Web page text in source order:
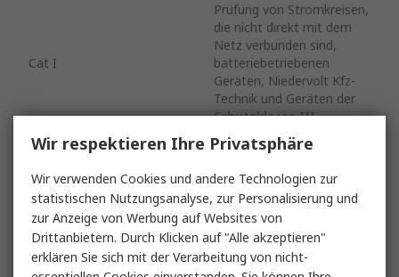
Cat I
Prüfung von Stromkreisen,
die nicht direkt mit dem
Netz verbunden sind,
batteriebetriebenen
Geräten, Niedervolt Kfz-
Technik und Geräten der
Schutzklasse III
Cat II
Prüfung von Stromkreisen,
Niederspannungsanlagen
angeschlossen sind.
Beispiele sind
Haushaltsgeräte und
kleinere tragbare
Wir respektieren Ihre Privatsphäre
Wir verwenden Cookies und andere Technologien zur
statistischen Nutzungsanalyse, zur Personalisierung und
zur Anzeige von Werbung auf Websites von
Drittanbietern. Durch Klicken auf "Alle akzeptieren"
erklären Sie sich mit der Verarbeitung von nicht-